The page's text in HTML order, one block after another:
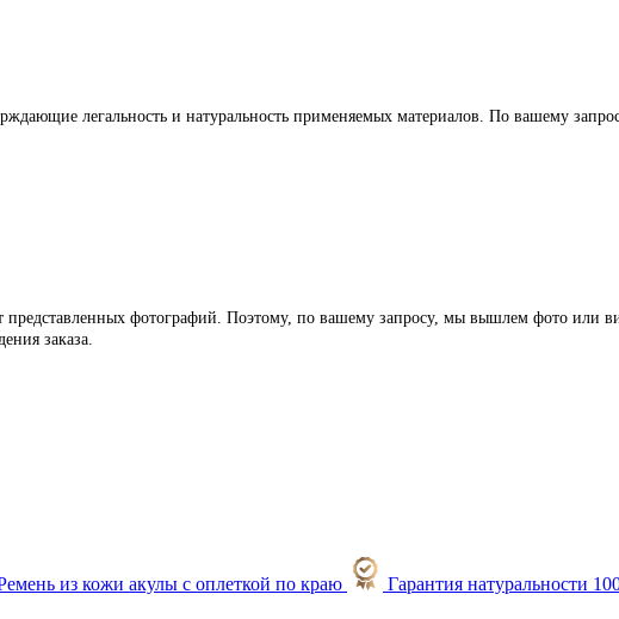
легальность и натуральность применяемых материалов. По вашему
представленных фотографий. Поэтому, по вашему запросу, мы вышлем фото или
заказа.
Гарантия натуральности